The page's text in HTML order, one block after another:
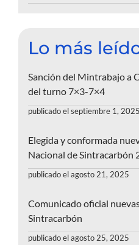
Lo más
Sanción del Mintrabajo a
del turno 7×3-7×4
publicado el septiembre 1, 2025
Elegida y conformada
Nacional de Sintracarbón
publicado el agosto 21, 2025
Comunicado oficial
Sintracarbón
publicado el agosto 25, 2025